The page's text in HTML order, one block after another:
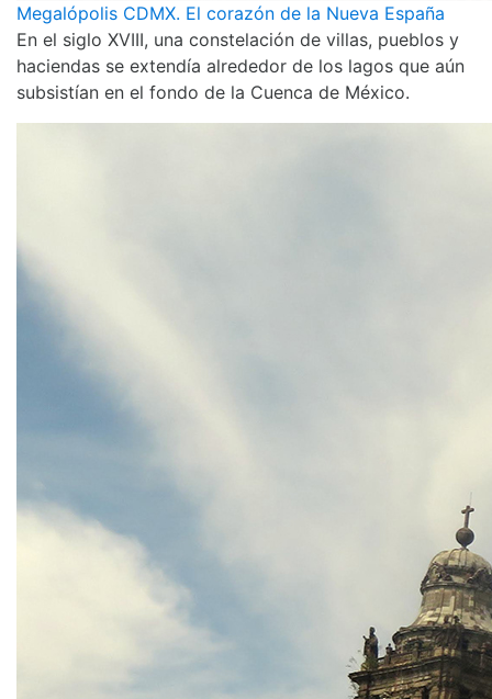
Megalópolis CDMX. El corazón de la Nueva España
En el siglo XVIII, una constelación de villas, pueblos y
haciendas se extendía alrededor de los lagos que aún
subsistían en el fondo de la Cuenca de México.